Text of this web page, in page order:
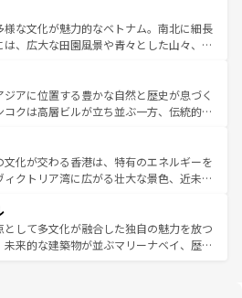
のスイーツなど、バラエティ豊かな料理
味わえる。 なお、新着の台湾情報は コンテンツ一覧を参
ばせば四季折々の自然美を楽しむことが
、キムチや焼肉、絶品のストリートフード
な韓国料理が待っている。夜には、韓国な
がら、韓国の多彩な魅力を心ゆくまで味
わってみてほしい。 なお、新着の韓国情報はコンテンツ一
しい。
様な文化が魅力的なベトナム。南北に細長
は、広大な田園風景や青々とした山々、世
伝統が息づく。ハノイの古い町並みやホ
ランス統治時代の建物も、独特の雰囲気を
。また、バラエティの豊かさとおいしさで
インミー、ベトナムコーヒーなどは、ぜ
たい。どの地域を訪れてもあたたかい人々
てくれるので、きっと忘れられない旅にな
ジアに位置する豊かな自然と歴史が息づく
コクは高層ビルが立ち並ぶ一方、伝統的な
いる。北部ではチェンマイなどの山岳地
合い、南部ではプーケットやクラビの美し
ート気分を楽しむことができる。タイ料理
年中温暖で、どの季節にも異なる楽しみ
親しみやすいタイの人々、仏教を中心とし
多様な観光資源が、訪れる旅人を魅了し続
文化が交わる香港は、特有のエネルギーを
ィクトリア湾に広がる壮大な景色、近未来
も感動するはず。観光スポットが密集し
く見どころを回れるのも魅力。息をのむよ
化的な体験まで、香港を存分に楽しみ尽く
として多文化が融合した独自の魅力を放つ
未来的な建築物が並ぶマリーナベイ、歴史